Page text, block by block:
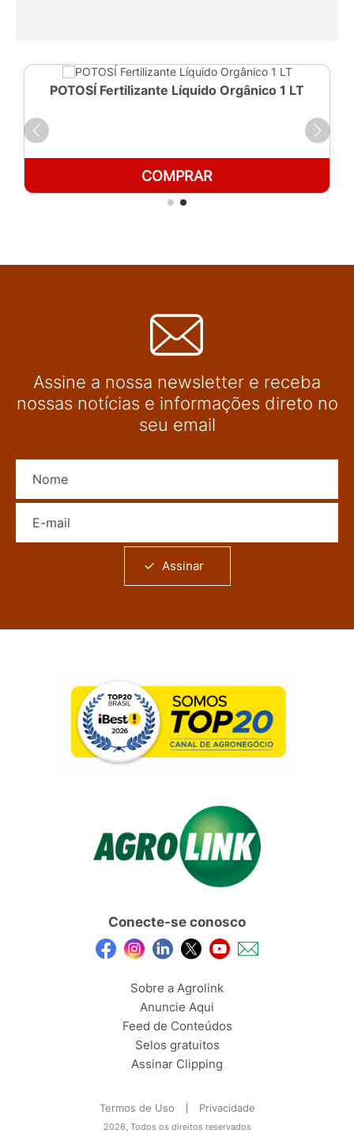
POTOSÍ Fertilizante Líquido Orgânico 1 LT
COMPRAR
Assine a nossa newsletter e receba
nossas notícias e informações direto no
seu email
Assinar
Conecte-se conosco
Sobre a Agrolink
Anuncie Aqui
Feed de Conteúdos
Selos gratuitos
Assinar Clipping
Termos de Uso Privacidade
2026, Todos os direitos reservados